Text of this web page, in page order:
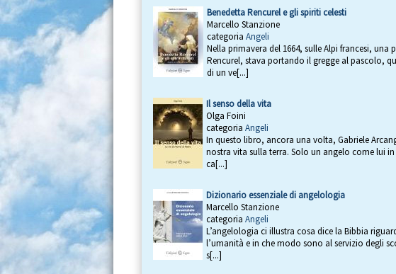
Benedetta Rencurel e gli spiriti celesti
Marcello Stanzione
categoria Angeli
Nella primavera del 1664, sulle Alpi francesi,
Rencurel, stava portando il gregge al pascolo,
di un ve[...]
Il senso della vita
Olga Foini
categoria Angeli
In questo libro, ancora una volta, Gabriele
nostra vita sulla terra. Solo un angelo come lui
ca[...]
Dizionario essenziale di angelologia
Marcello Stanzione
categoria Angeli
L’angelologia ci illustra cosa dice la Bibbia
l’umanità e in che modo sono al servizio degli
s[...]